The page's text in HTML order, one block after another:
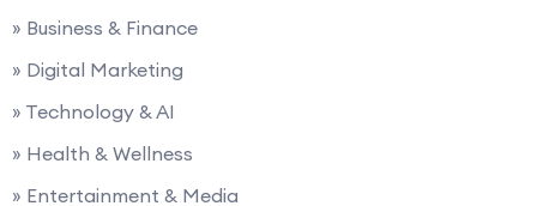
» Business & Finance
» Digital Marketing
» Technology & AI
» Health & Wellness
» Entertainment & Media